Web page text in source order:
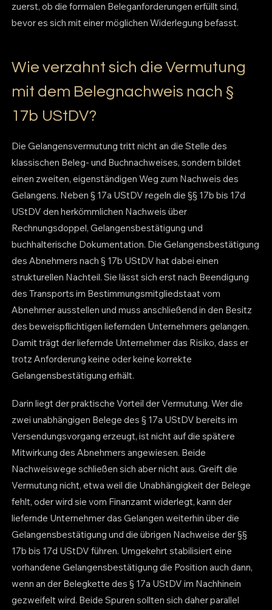
zuerst, ob die formalen Beleganforderungen erfüllt sind,
bevor es sich mit einer möglichen Widerlegung befasst.
Wie verzahnt sich die Vermutung
mit dem Belegnachweis nach §
17b UStDV?
Die Gelangensvermutung tritt nicht an die Stelle des
klassischen Beleg- und Buchnachweises, sondern bildet
einen zweiten, eigenständigen Weg zum Nachweis des
Gelangens. Neben § 17a UStDV regeln die §§ 17b bis 17d
UStDV den herkömmlichen Nachweis über
Rechnungsdoppel, Gelangensbestätigung und
buchhalterische Dokumentation. Die Gelangensbestätigung
des Abnehmers nach § 17b UStDV hat dabei einen
strukturellen Nachteil. Sie lässt sich erst nach Beendigung
des Transports im Bestimmungsmitgliedstaat vom
Abnehmer ausstellen und muss anschließend in den Besitz
des beweispflichtigen liefernden Unternehmers gelangen.
Damit trägt der liefernde Unternehmer das Risiko, dass er
trotz Anforderung keine oder keine korrekte
Gelangensbestätigung erhält.
Darin liegt der praktische Vorteil der Vermutung. Wer die
zwei unabhängigen Belege des § 17a UStDV bereits im
Versendungsvorgang erzeugt, ist nicht auf die spätere
Mitwirkung des Abnehmers angewiesen. Beide
Nachweiswege schließen sich aber nicht aus. Greift die
Vermutung nicht, etwa weil die Unabhängigkeit der Belege
fehlt, oder wird sie vom Finanzamt widerlegt, kann der
liefernde Unternehmer das Gelangen weiterhin über die
Gelangensbestätigung und die übrigen Nachweise der §§
17b bis 17d UStDV führen. Umgekehrt stabilisiert eine
vorhandene Gelangensbestätigung die Position auch dann,
wenn an der Belegkette des § 17a UStDV im Nachhinein
gezweifelt wird. Beide Spuren sollten sich daher parallel